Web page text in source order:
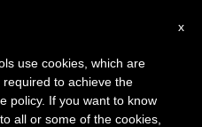
×
haremos la pausa
el periodo de verano
x
use cookies, which are
to achieve the
policy. If you want to know
all or some of the cookies,